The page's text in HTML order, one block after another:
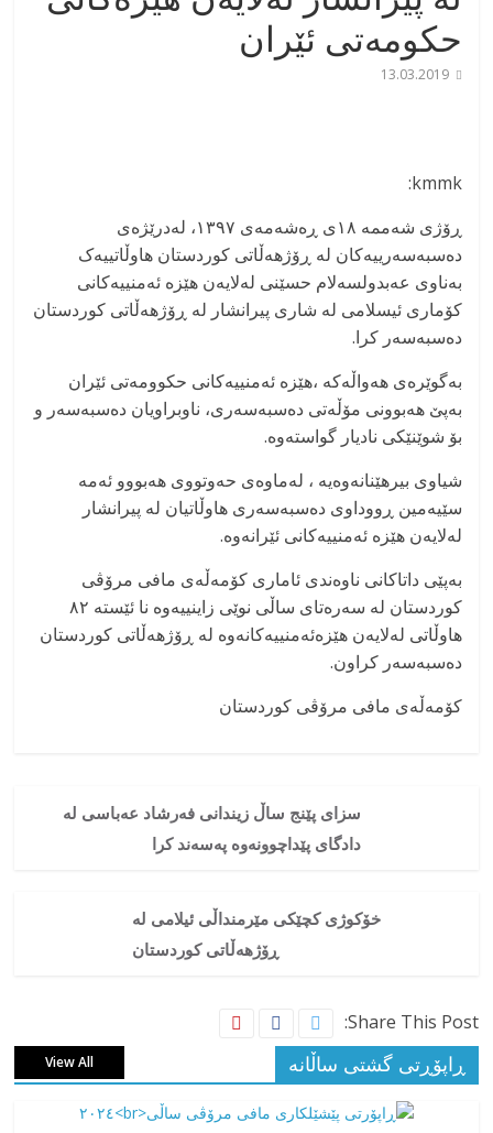
حکومەتی ئێران
13.03.2019
kmmk:
ڕۆژی شەممە ۱۸ی ڕەشەمەی ۱۳۹۷، لەدرێژەی
دەسبەسەرییەکان لە ڕۆژهەڵاتی کوردستان هاوڵاتییەک
بەناوی عەبدولسەلام حسێنی لەلایەن هێزە ئەمنییەکانی
کۆماری ئیسلامی لە شاری پیرانشار لە ڕۆژهەڵاتی کوردستان
دەسبەسەر کرا.
بەگوێرەی هەواڵەکە ،هێزە ئەمنییەکانی حکوومەتی ئێران
بەپێ هەبوونی مۆڵەتی دەسبەسەری، ناوبراویان دەسبەسەر و
بۆ شوێنێکی نادیار گواستەوە.
شیاوی بیرهێنانەوەیە ، لەماوەی حەوتووی هەبووو ئەمە
سێیەمین ڕووداوی دەسبەسەری هاوڵاتیان لە پیرانشار
لەلایەن هێزە ئەمنییەکانی ئێرانەوە.
بەپێی داتاکانی ناوەندی ئاماری کۆمەڵەی مافی مرۆڤی
کوردستان لە سەرەتای ساڵی نوێی زاینییەوە نا ئێستە ۸۲
هاوڵاتی لەلایەن هێزەئەمنییەکانەوە لە ڕۆژهەڵاتی کوردستان
دەسبەسەر کراون.
کۆمەڵەی مافی مرۆڤی کوردستان
سزای پێنج ساڵ زیندانی فەرشاد عەباسی لە
دادگای پێداچوونەوە پەسەند کرا
خۆکوژی کچێکی مێرمنداڵی ئیلامی لە
ڕۆژهەڵاتی کوردستان
Share This Post:
ڕاپۆڕتی گشتی ساڵانه View All